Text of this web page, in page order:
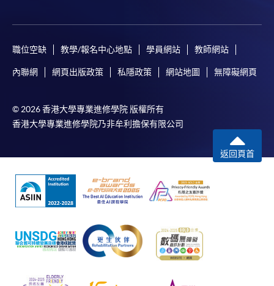
職位空缺 教學/報名中心地點 學員網站 教師網站
內聯網 網頁出版政策 私隱政策 網站地圖 無障礙網頁
© 2026 香港大學專業進修學院 版權所有
香港大學專業進修學院乃非牟利擔保有限公司
返回頁首